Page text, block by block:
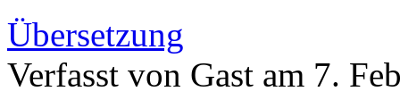
Übersetzung
Verfasst von Gast am 7.